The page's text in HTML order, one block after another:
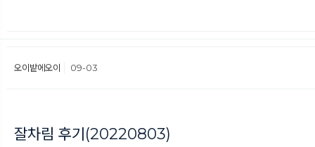
오이밭에오이 09-03
잘차림 후기(20220803)